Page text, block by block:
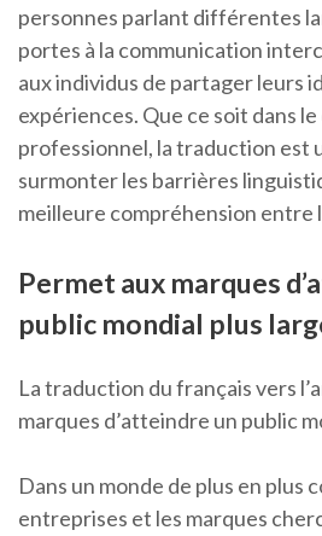
personnes parlant différentes
portes à la communication
aux individus de partager leurs
expériences. Que ce soit dans
professionnel, la traduction est
surmonter les barrières
meilleure compréhension entre
Permet aux marques
public mondial plus
La traduction du français vers
marques d’atteindre un public
Dans un monde de plus en plus
entreprises et les marques